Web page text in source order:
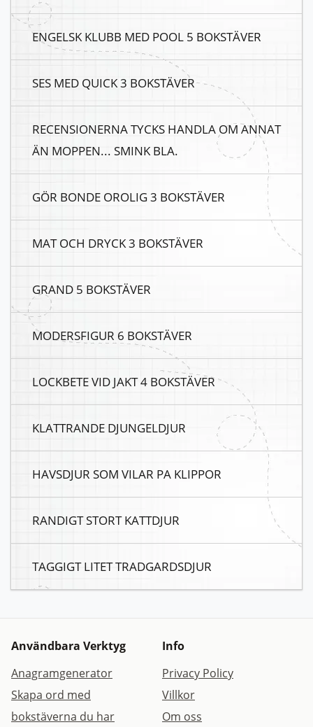
ENGELSK KLUBB MED POOL 5 BOKSTÄVER
SES MED QUICK 3 BOKSTÄVER
RECENSIONERNA TYCKS HANDLA OM ANNAT
ÄN MOPPEN... SMINK BLA.
GÖR BONDE OROLIG 3 BOKSTÄVER
MAT OCH DRYCK 3 BOKSTÄVER
GRAND 5 BOKSTÄVER
MODERSFIGUR 6 BOKSTÄVER
LOCKBETE VID JAKT 4 BOKSTÄVER
KLATTRANDE DJUNGELDJUR
HAVSDJUR SOM VILAR PA KLIPPOR
RANDIGT STORT KATTDJUR
TAGGIGT LITET TRADGARDSDJUR
Användbara Verktyg
Anagramgenerator
Skapa ord med
bokstäverna du har
Info
Privacy Policy
Villkor
Om oss